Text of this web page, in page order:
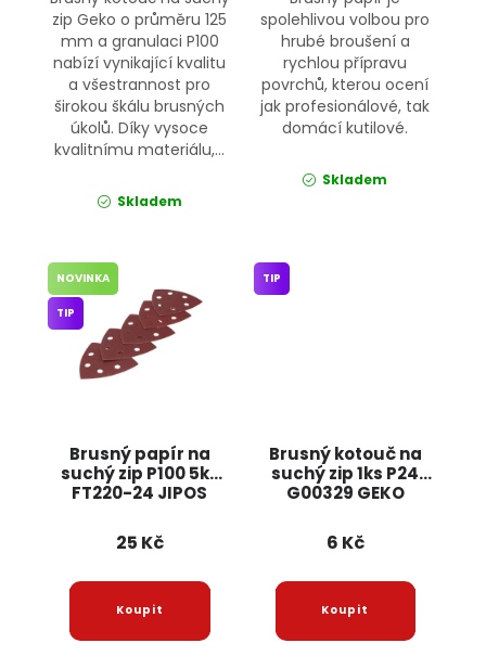
zip Geko o průměru 125
mm a granulaci P100
nabízí vynikající kvalitu
a všestrannost pro
širokou škálu brusných
úkolů. Díky vysoce
kvalitnímu materiálu,...
Skladem
spolehlivou volbou pro
hrubé broušení a
rychlou přípravu
povrchů, kterou ocení
jak profesionálové, tak
domácí kutilové.
Skladem
Brusný papír na
suchý zip P100 5ks
FT220-24 JIPOS
NOVINKA
TIP
25 Kč
Brusný kotouč na
suchý zip 1ks P24
G00329 GEKO
TIP
6 Kč